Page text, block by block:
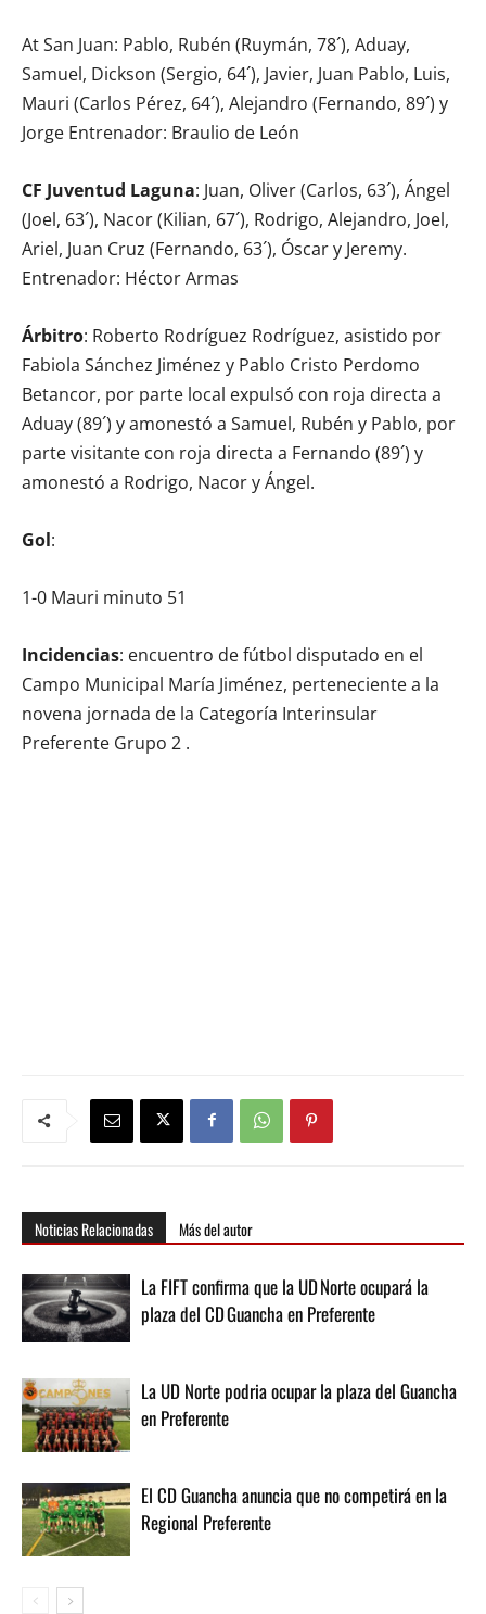
At San Juan: Pablo, Rubén (Ruymán, 78´), Aduay,
Samuel, Dickson (Sergio, 64´), Javier, Juan Pablo, Luis,
Mauri (Carlos Pérez, 64´), Alejandro (Fernando, 89´) y
Jorge Entrenador: Braulio de León
CF Juventud Laguna: Juan, Oliver (Carlos, 63´), Ángel
(Joel, 63´), Nacor (Kilian, 67´), Rodrigo, Alejandro, Joel,
Ariel, Juan Cruz (Fernando, 63´), Óscar y Jeremy.
Entrenador: Héctor Armas
Árbitro: Roberto Rodríguez Rodríguez, asistido por
Fabiola Sánchez Jiménez y Pablo Cristo Perdomo
Betancor, por parte local expulsó con roja directa a
Aduay (89´) y amonestó a Samuel, Rubén y Pablo, por
parte visitante con roja directa a Fernando (89´) y
amonestó a Rodrigo, Nacor y Ángel.
Gol:
1-0 Mauri minuto 51
Incidencias: encuentro de fútbol disputado en el
Campo Municipal María Jiménez, perteneciente a la
novena jornada de la Categoría Interinsular
Preferente Grupo 2 .
Noticias Relacionadas Más del autor
La FIFT confirma que la UD Norte ocupará la
plaza del CD Guancha en Preferente
La UD Norte podria ocupar la plaza del Guancha
en Preferente
El CD Guancha anuncia que no competirá en la
Regional Preferente